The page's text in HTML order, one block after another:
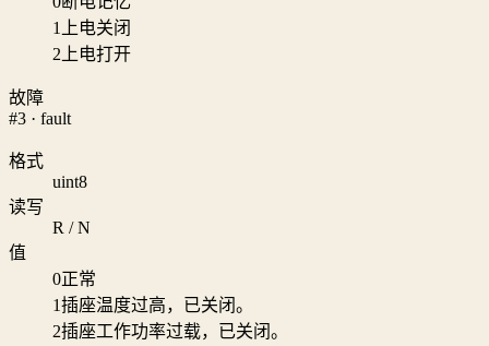
1
上电关闭
2 上电打开
故障
#3 · fault
格式
uint8
读写
R / N
值
0正常
1插座温度过高，已关闭。
2插座工作功率过载，已关闭。